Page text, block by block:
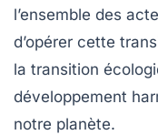
l’ensemble des
d’opérer cette
la transition
développement
notre planète.